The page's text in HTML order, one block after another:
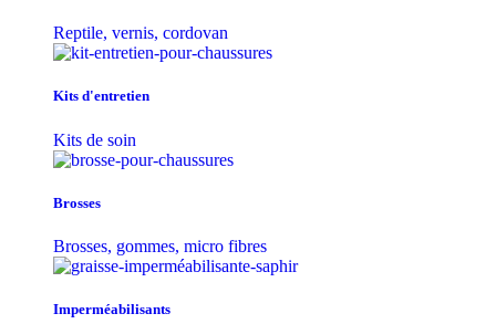
Reptile, vernis, cordovan
Kits d'entretien
Kits de soin
Brosses
Brosses, gommes, micro fibres
Imperméabilisants